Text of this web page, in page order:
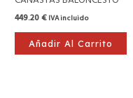
449.20€ IVA incluido
Añadir Al Carrito